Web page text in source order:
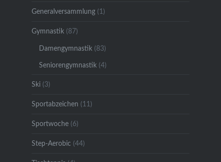
Generalversammlung(1)
Gymnastik(87)
Damengymnastik(83)
Seniorengymnastik(4)
Ski(3)
Sportabzeichen (11)
Sportwoche(6)
Step-Aerobic (44)